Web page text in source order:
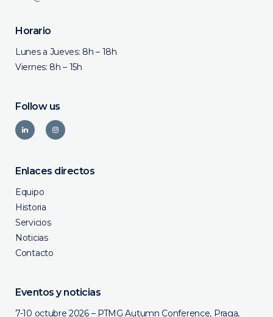
Horario
Lunes a Jueves: 8h – 18h
Viernes: 8h – 15h
Follow us
Enlaces directos
Equipo
Historia
Servicios
Noticias
Contacto
Eventos y noticias
7-10 octubre 2026 – PTMG Autumn Conference, Praga,